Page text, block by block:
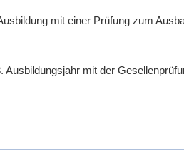
mit einer Prüfung zum
mit der